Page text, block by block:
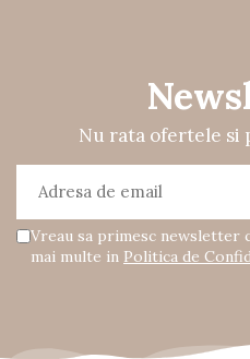
Nu rata ofertele si
Vreau sa primesc newsletter
mai multe in Politica de